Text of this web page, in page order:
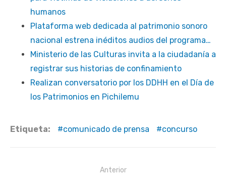
humanos
Plataforma web dedicada al patrimonio sonoro
nacional estrena inéditos audios del programa…
Ministerio de las Culturas invita a la ciudadanía a
registrar sus historias de confinamiento
Realizan conversatorio por los DDHH en el Día de
los Patrimonios en Pichilemu
Etiqueta: comunicado de prensa concurso
Anterior